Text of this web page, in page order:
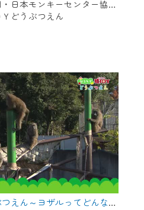
世界屈指のサル類動物園・日本モンキーセンター協力の親子で学べる動物番組。
どうぶつえん
おうちで猿ジョイどうぶつえん～ヨザルってどんなサル？～（2025年1月16日初回放送）
ご利用いただけませ
ますが、ご了承の程
ます。